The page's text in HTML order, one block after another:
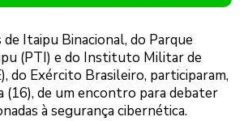
Itaipu Binacional, do Parque
(PTI) e do Instituto Militar de
do Exército Brasileiro, participaram,
(16), de um encontro para debater
à segurança cibernética.